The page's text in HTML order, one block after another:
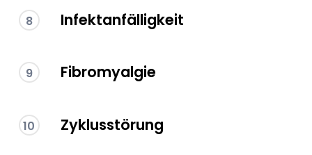
8 Infektanfälligkeit
9 Fibromyalgie
10 Zyklusstörung